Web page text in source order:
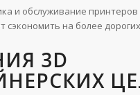
и обслуживание
сэкономить на более
3D